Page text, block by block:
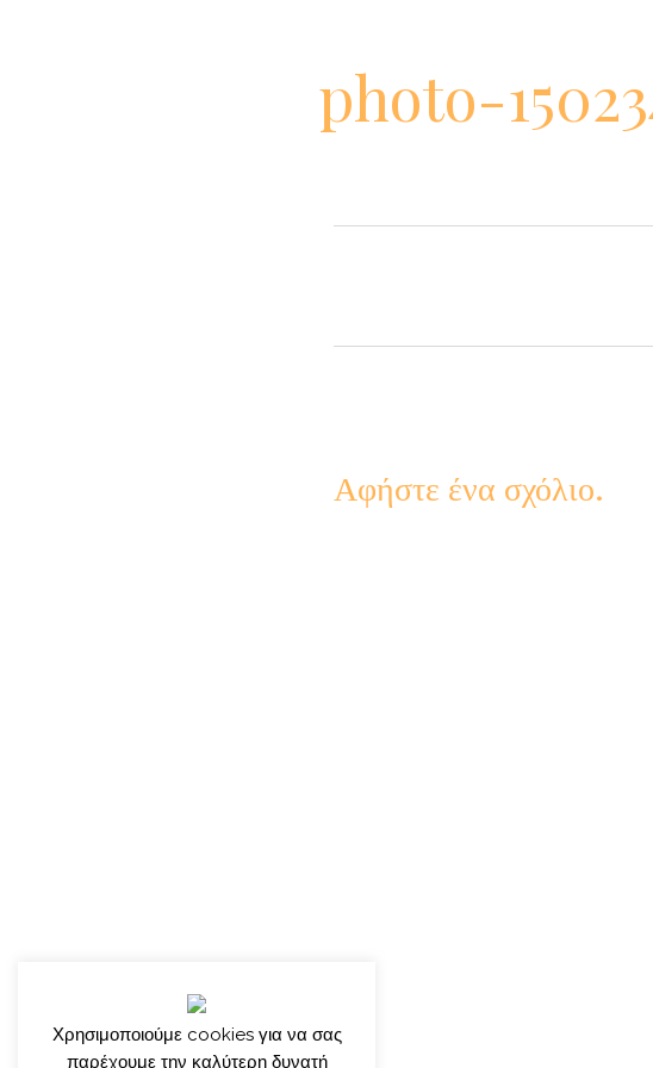
photo-
Αφήστε ένα σχόλιο.
Χρησιμοποιούμε cookies για να σας
παρέχουμε την καλύτερη δυνατή